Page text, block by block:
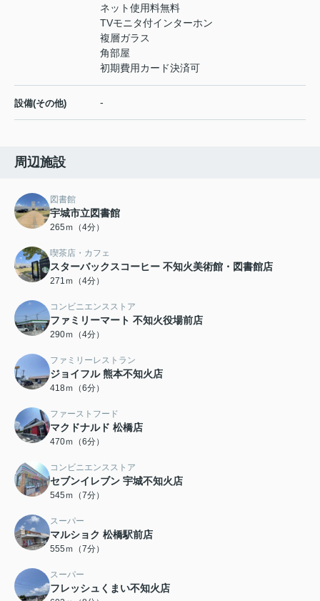
ネット使用料無料
TVモニタ付インターホン
複層ガラス
角部屋
初期費用カード決済可
設備(その他) -
周辺施設
図書館
宇城市立図書館
265ｍ（4分）
喫茶店・カフェ
スターバックスコーヒー 不知火美術館・図書館店
271ｍ（4分）
コンビニエンスストア
ファミリーマート 不知火役場前店
290ｍ（4分）
ファミリーレストラン
ジョイフル 熊本不知火店
418ｍ（6分）
ファーストフード
マクドナルド 松橋店
470ｍ（6分）
コンビニエンスストア
セブンイレブン 宇城不知火店
545ｍ（7分）
スーパー
マルショク 松橋駅前店
555ｍ（7分）
スーパー
フレッシュくまい不知火店